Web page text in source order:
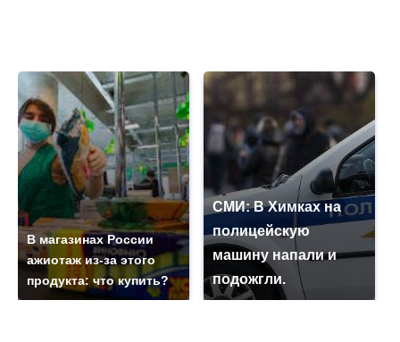
В магазинах России
ажиотаж из-за этого
продукта: что купить?
СМИ: В Химках на
полицейскую
машину напали и
подожгли.